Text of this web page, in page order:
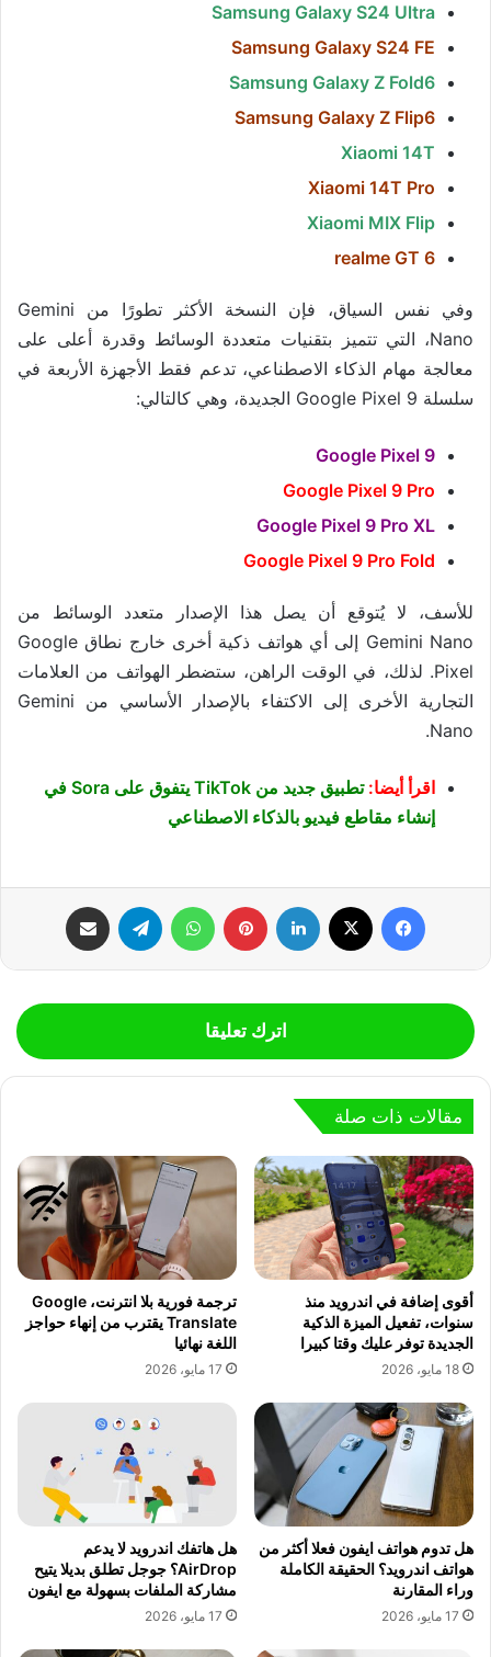
Samsung Galaxy S24 Ultra
Samsung Galaxy S24 FE
Samsung Galaxy Z Fold6
Samsung Galaxy Z Flip6
Xiaomi 14T
Xiaomi 14T Pro
Xiaomi MIX Flip
realme GT 6
وفي نفس السياق، فإن النسخة الأكثر تطورًا من Gemini
Nano، التي تتميز بتقنيات متعددة الوسائط وقدرة أعلى على
معالجة مهام الذكاء الاصطناعي، تدعم فقط الأجهزة الأربعة في
سلسلة Google Pixel 9 الجديدة، وهي كالتالي:
Google Pixel 9
Google Pixel 9 Pro
Google Pixel 9 Pro XL
Google Pixel 9 Pro Fold
للأسف، لا يُتوقع أن يصل هذا الإصدار متعدد الوسائط من
Gemini Nano إلى أي هواتف ذكية أخرى خارج نطاق Google
Pixel. لذلك، في الوقت الراهن، ستضطر الهواتف من العلامات
التجارية الأخرى إلى الاكتفاء بالإصدار الأساسي من Gemini
Nano.
اقرأ أيضا:
تطبيق جديد من TikTok يتفوق على Sora في
إنشاء مقاطع فيديو بالذكاء الاصطناعي
اترك تعليقا
مقالات ذات صلة
أقوى إضافة في اندرويد منذ
سنوات، تفعيل الميزة الذكية
الجديدة توفر عليك وقتا كبيرا
18 مايو، 2026
ترجمة فورية بلا انترنت، Google
Translate يقترب من إنهاء حواجز
اللغة نهائيا
17 مايو، 2026
هل تدوم هواتف ايفون فعلا أكثر من
هواتف اندرويد؟ الحقيقة الكاملة
وراء المقارنة
17 مايو، 2026
هل هاتفك اندرويد لا يدعم
AirDrop؟ جوجل تطلق بديلا يتيح
مشاركة الملفات بسهولة مع ايفون
17 مايو، 2026